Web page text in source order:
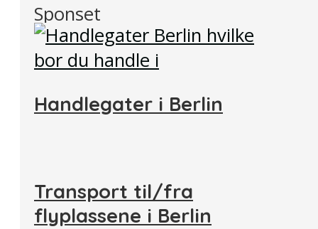
Sponset
Handlegater i Berlin
Transport til/fra
flyplassene i Berlin